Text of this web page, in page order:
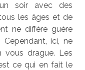
soir avec des
les âges et de
ne diffère guère
ici, ne
vous drague. Les
ce qui en fait le